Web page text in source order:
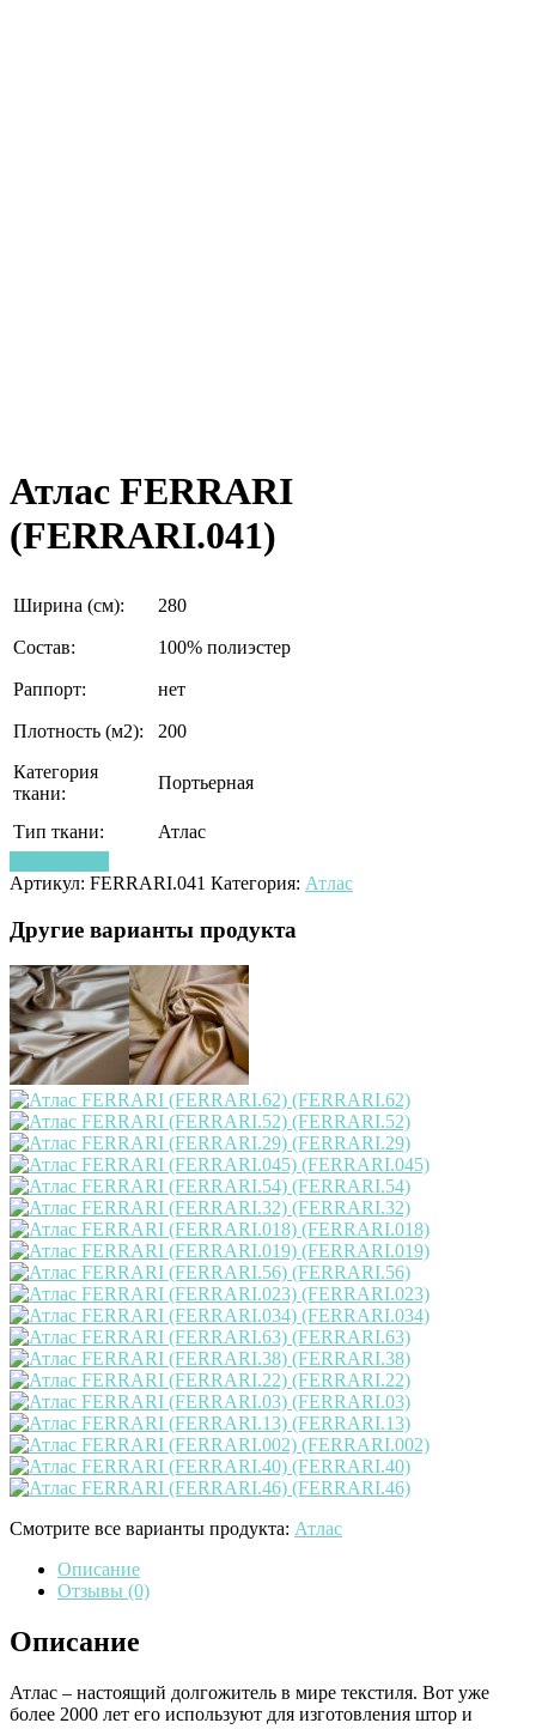
Атлас FERRARI
(FERRARI.041)
Ширина (см): 280
Состав: 100% полиэстер
Раппорт: нет
Плотность (м2):
200
Категория
ткани:
Портьерная
Тип ткани:
Атлас
Артикул: FERRARI.041 Категория: Атлас
Другие варианты продукта
Смотрите все варианты продукта: Атлас
Описание
Отзывы (0)
Описание
Атлас – настоящий долгожитель в мире текстиля. Вот уже
более 2000 лет его используют для изготовления штор и